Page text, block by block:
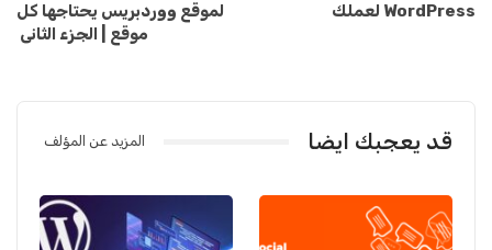
WordPress لعملك
لموقع ووردبريس يحتاجها كل
موقع | الجزء الثانى
قد يعجبك ايضا المزيد عن المؤلف